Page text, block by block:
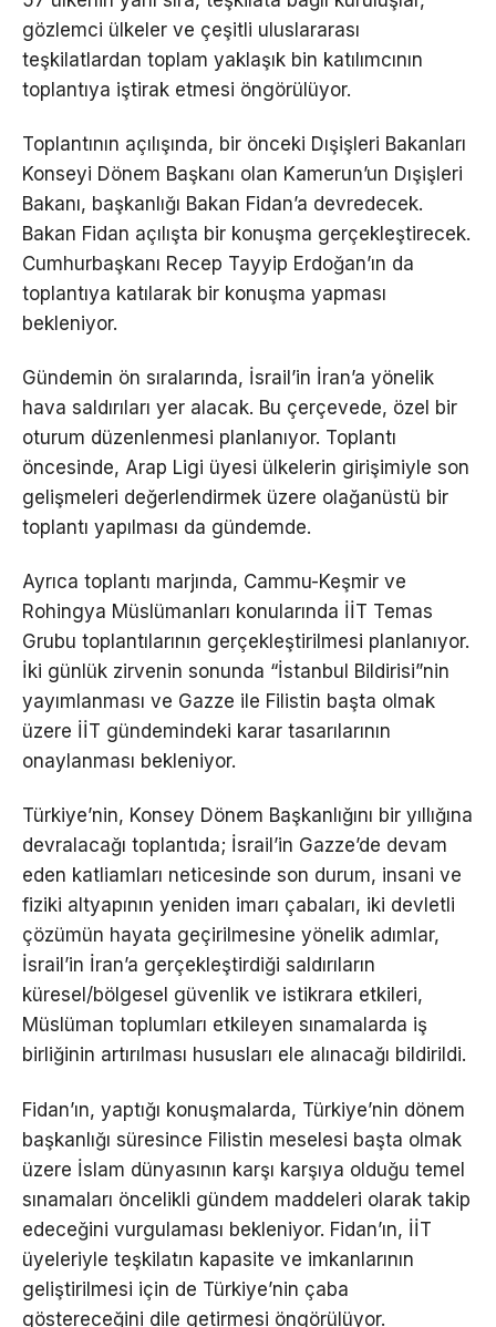
gözlemci ülkeler ve çeşitli uluslararası
teşkilatlardan toplam yaklaşık bin katılımcının
toplantıya iştirak etmesi öngörülüyor.
Toplantının açılışında, bir önceki Dışişleri Bakanları
Konseyi Dönem Başkanı olan Kamerun’un Dışişleri
Bakanı, başkanlığı Bakan Fidan’a devredecek.
Bakan Fidan açılışta bir konuşma gerçekleştirecek.
Cumhurbaşkanı Recep Tayyip Erdoğan’ın da
toplantıya katılarak bir konuşma yapması
bekleniyor.
Gündemin ön sıralarında, İsrail’in İran’a yönelik
hava saldırıları yer alacak. Bu çerçevede, özel bir
oturum düzenlenmesi planlanıyor. Toplantı
öncesinde, Arap Ligi üyesi ülkelerin girişimiyle son
gelişmeleri değerlendirmek üzere olağanüstü bir
toplantı yapılması da gündemde.
Ayrıca toplantı marjında, Cammu-Keşmir ve
Rohingya Müslümanları konularında İİT Temas
Grubu toplantılarının gerçekleştirilmesi planlanıyor.
İki günlük zirvenin sonunda “İstanbul Bildirisi”nin
yayımlanması ve Gazze ile Filistin başta olmak
üzere İİT gündemindeki karar tasarılarının
onaylanması bekleniyor.
Türkiye’nin, Konsey Dönem Başkanlığını bir yıllığına
devralacağı toplantıda; İsrail’in Gazze’de devam
eden katliamları neticesinde son durum, insani ve
fiziki altyapının yeniden imarı çabaları, iki devletli
çözümün hayata geçirilmesine yönelik adımlar,
İsrail’in İran’a gerçekleştirdiği saldırıların
küresel/bölgesel güvenlik ve istikrara etkileri,
Müslüman toplumları etkileyen sınamalarda iş
birliğinin artırılması hususları ele alınacağı bildirildi.
Fidan’ın, yaptığı konuşmalarda, Türkiye’nin dönem
başkanlığı süresince Filistin meselesi başta olmak
üzere İslam dünyasının karşı karşıya olduğu temel
sınamaları öncelikli gündem maddeleri olarak takip
edeceğini vurgulaması bekleniyor. Fidan’ın, İİT
üyeleriyle teşkilatın kapasite ve imkanlarının
geliştirilmesi için de Türkiye’nin çaba
göstereceğini dile getirmesi öngörülüyor.